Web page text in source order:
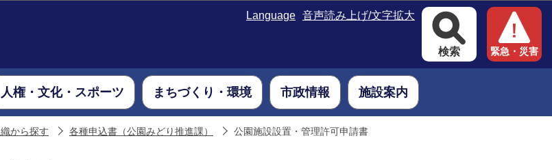
Language 音声読み上げ/文字拡大
検索 緊急・災害
人権・文化・スポーツ まちづくり・環境 市政情報 施設案内
から探す 各種申込書（公園みどり推進課） 公園施設設置・管理許可申請書